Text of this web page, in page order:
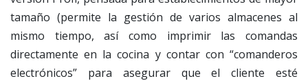
tamaño (permite la gestión de varios almacenes al
mismo tiempo, así como imprimir las comandas
directamente en la cocina y contar con “comanderos
electrónicos” para asegurar que el cliente esté